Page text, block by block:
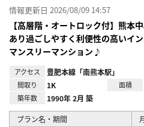
情報更新日 2026/08/09 14:57
【高層階・オートロック付】熊本
あり過ごしやすく利便性の高いイ
マンスリーマンション♪
アクセス 豊肥本線「南熊本駅」
間取り 1K 面積
築年数 1990年 2月 築
プラン名・期間